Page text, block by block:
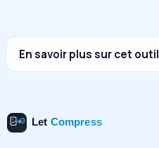
En savoir plus sur cet outil